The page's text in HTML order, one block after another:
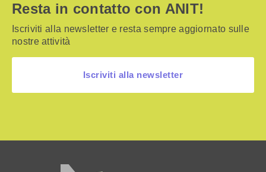
Resta in contatto con ANIT!
Iscriviti alla newsletter e resta sempre aggiornato sulle
nostre attività
Iscriviti alla newsletter